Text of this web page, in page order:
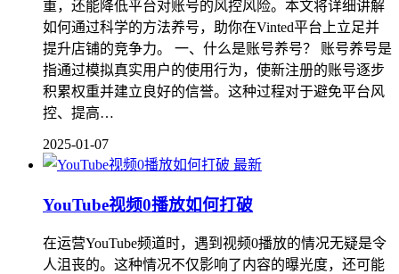
重，还能降低平台对账号的风控风险。本文将详细讲解
如何通过科学的方法养号，助你在Vinted平台上立足并
提升店铺的竞争力。 一、什么是账号养号？ 账号养号是
指通过模拟真实用户的使用行为，使新注册的账号逐步
积累权重并建立良好的信誉。这种过程对于避免平台风
控、提高…
2025-01-07
最新
YouTube视频0播放如何打破
在运营YouTube频道时，遇到视频0播放的情况无疑是令
人沮丧的。这种情况不仅影响了内容的曝光度，还可能